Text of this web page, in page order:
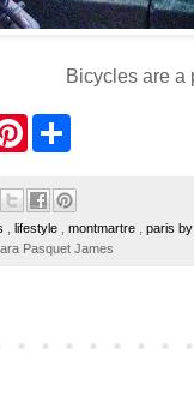
Bicycles are a
s
e
, lifestyle , montmartre , paris
Pasquet James